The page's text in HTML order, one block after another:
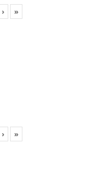
› »
› »